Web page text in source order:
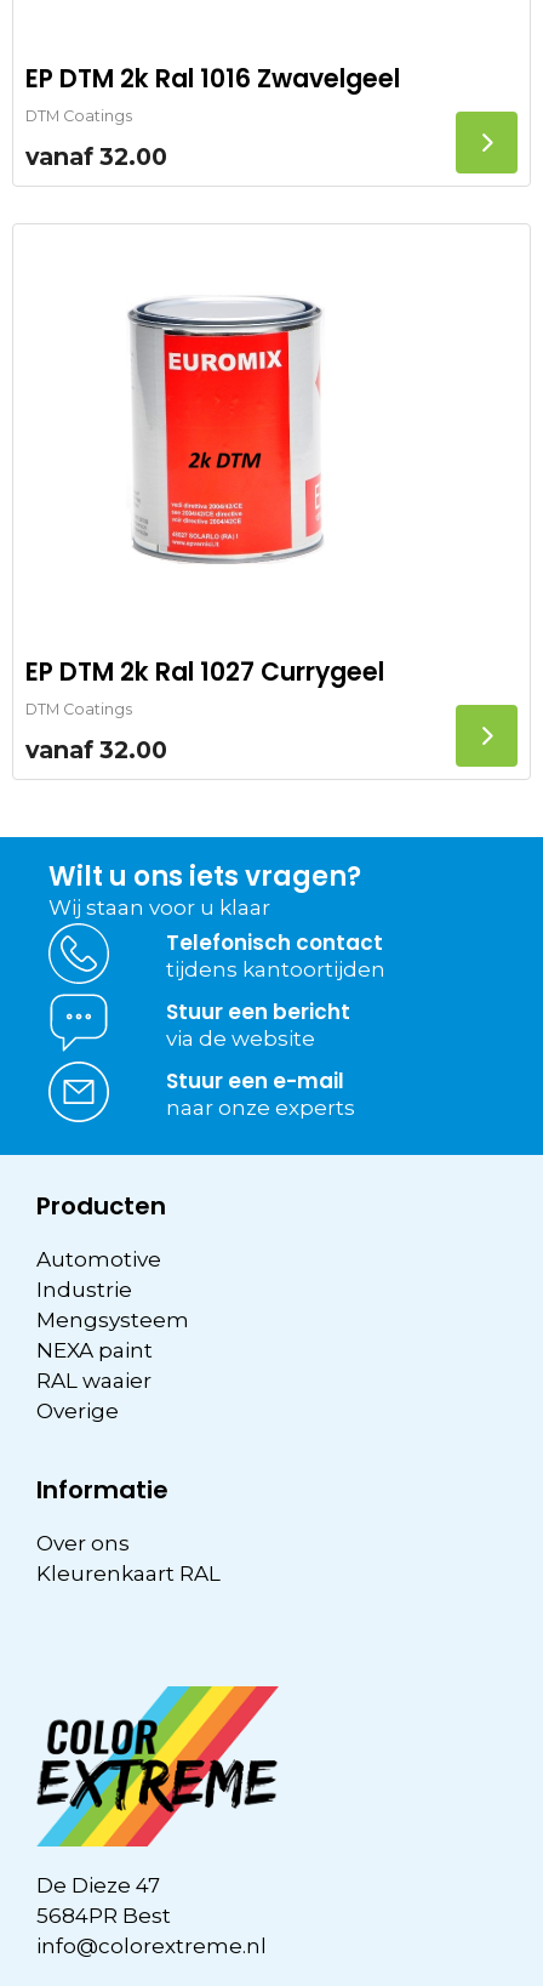
EP DTM 2k Ral 1016 Zwavelgeel
DTM Coatings
vanaf 32.00
EP DTM 2k Ral 1027 Currygeel
DTM Coatings
vanaf 32.00
Wilt u ons iets vragen?
Wij staan voor u klaar
Telefonisch contact
tijdens kantoortijden
Stuur een bericht
via de website
Stuur een e-mail
naar onze experts
Producten
Automotive
Industrie
Mengsysteem
NEXA paint
RAL waaier
Overige
Informatie
Over ons
Kleurenkaart RAL
De Dieze 47
5684PR Best
info@colorextreme.nl